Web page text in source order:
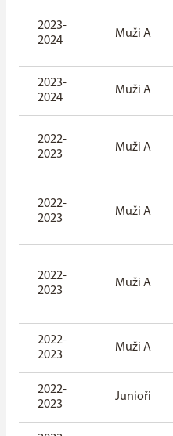
2023-
2024
Muži A
2023-
2024
Muži A
2022-
2023
Muži A
2022-
2023
Muži A
2022-
2023
Muži A
2022-
2023
Muži A
2022-
2023
Junioři